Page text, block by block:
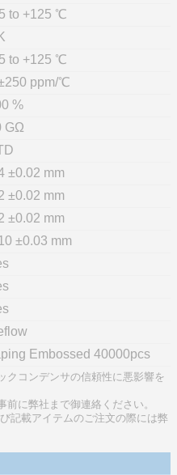
to +125 ℃
to +125 ℃
ppm/℃
%
GΩ
±0.02 mm
±0.02 mm
±0.02 mm
±0.03 mm
Embossed 40000pcs
クコンデンサの信頼性に悪影響を
に弊社まで御連絡ください。
記載アイテムのご注文の際には弊